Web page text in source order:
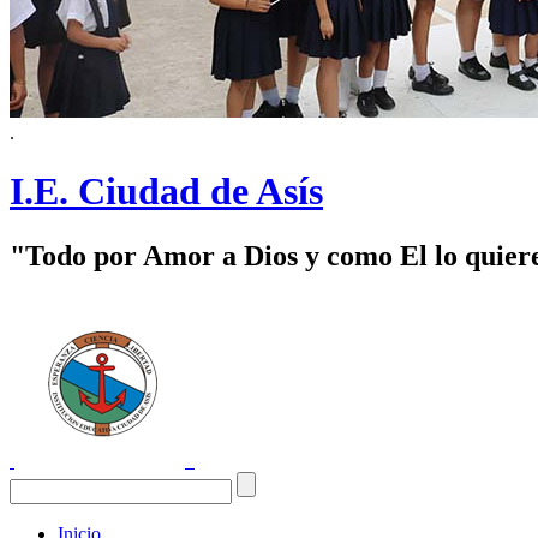
.
I.E. Ciudad de Asís
"Todo por Amor a Dios y como El lo
Inicio